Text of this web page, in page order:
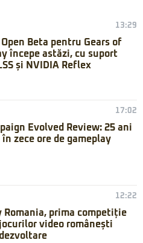
13:29
Beta pentru Gears of
începe astăzi, cu suport
și NVIDIA Reflex
17:02
Evolved Review: 25 ani
zece ore de gameplay
12:22
Romania, prima competiție
video românești